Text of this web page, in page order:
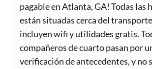
pagable en Atlanta, GA! Todas las
están situadas cerca del
incluyen wifi y utilidades gratis.
compañeros de cuarto pasan por
verificación de antecedentes, y no